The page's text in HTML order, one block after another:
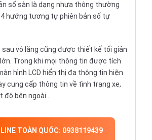
số sàn là dạng nhựa thông thường
hướng tương tự phiên bản số tự
sau vô lăng cũng được thiết kế tối giản
Trong khi mọi thông tin được tích
hình LCD hiển thị đa thông tin hiện
cung cấp thông tin về tình trạng xe,
độ bên ngoài…
TOÀN QUỐC: 0938119439